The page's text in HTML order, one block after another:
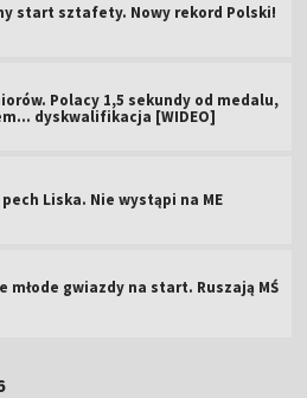
start sztafety. Nowy rekord Polski!
Polacy 1,5 sekundy od medalu,
dyskwalifikacja [WIDEO]
Liska. Nie wystąpi na ME
młode gwiazdy na start. Ruszają MŚ